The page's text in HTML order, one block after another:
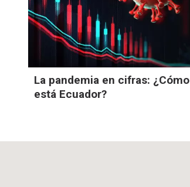
La pandemia en cifras: ¿Cómo
está Ecuador?